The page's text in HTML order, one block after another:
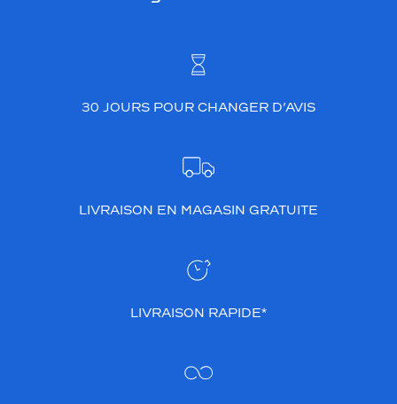
30 JOURS POUR CHANGER D’AVIS
LIVRAISON EN MAGASIN GRATUITE
LIVRAISON RAPIDE*